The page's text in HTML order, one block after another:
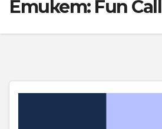
Етикет: Fun Call